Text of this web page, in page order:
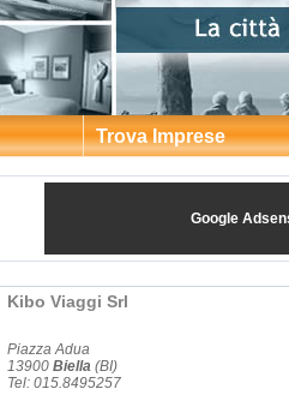
Trova Imprese
Google
Kibo Viaggi Srl
Piazza Adua
13900 Biella (BI)
Tel: 015.8495257